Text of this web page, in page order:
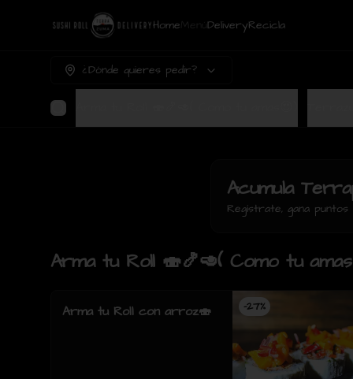
Home DeliveryRecicla
¿Dónde quieres pedir?
Acumula
Regístrate, gana
Arma tu Roll 🍣🍤🥑( Como tu
-27%
Arma tu Roll con arroz🍣